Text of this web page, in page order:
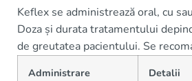
Keflex se administrează oral, cu
Doza și durata tratamentului
de greutatea pacientului. Se
Administrare Detalii